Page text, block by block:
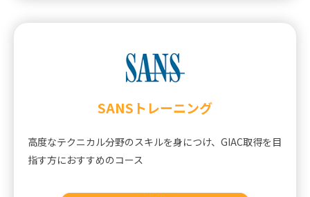
SANS トレーニング
高度なテクニカル分野のスキルを身につけ、GIAC取得を目
指す方におすすめのコース